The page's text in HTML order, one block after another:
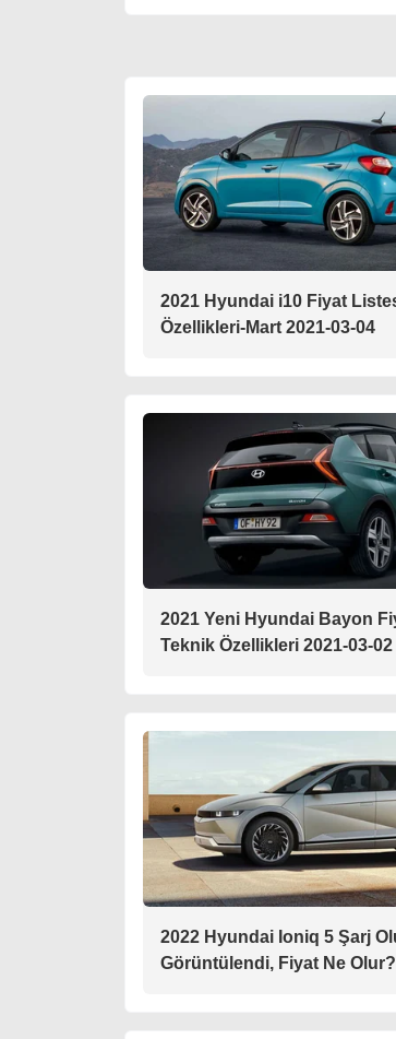
2021 Hyundai i10 Fiyat
Özellikleri-Mart 2021-03-04
2021 Yeni Hyundai Bayon
Teknik Özellikleri 2021-03-02
2022 Hyundai Ioniq 5 Şarj
Görüntülendi, Fiyat Ne Olur?